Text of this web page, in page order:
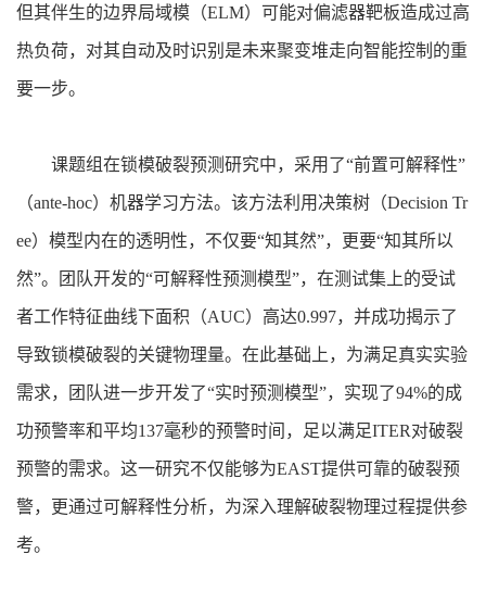
但其伴生的边界局域模（ELM）可能对偏滤器靶板造成过高
热负荷，对其自动及时识别是未来聚变堆走向智能控制的重
要一步。
课题组在锁模破裂预测研究中，采用了“前置可解释性”
（ante-hoc）机器学习方法。该方法利用决策树（Decision Tr
ee）模型内在的透明性，不仅要“知其然”，更要“知其所以
然”。团队开发的“可解释性预测模型”，在测试集上的受试
者工作特征曲线下面积（AUC）高达0.997，并成功揭示了
导致锁模破裂的关键物理量。在此基础上，为满足真实实验
需求，团队进一步开发了“实时预测模型”，实现了94%的成
功预警率和平均137毫秒的预警时间，足以满足ITER对破裂
预警的需求。这一研究不仅能够为EAST提供可靠的破裂预
警，更通过可解释性分析，为深入理解破裂物理过程提供参
考。